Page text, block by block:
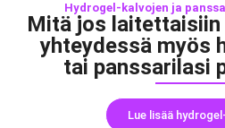
Hydrogel-kalvojen ja
Mitä jos laitettaisiin
yhteydessä myös
tai panssarilasi
Lue lisää